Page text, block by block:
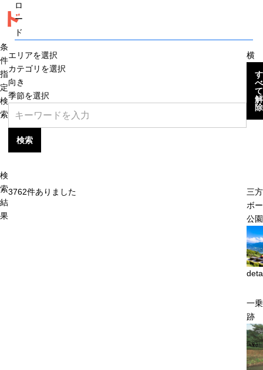
ド
ロ
ー
ド
条
件
指
定
検
索
エリアを選択
カテゴリを選択
向き
季節を選択
検索
横
す
べ
て
解
除
検
索
結
果
3762件ありました
三
ボ
公園
一
跡